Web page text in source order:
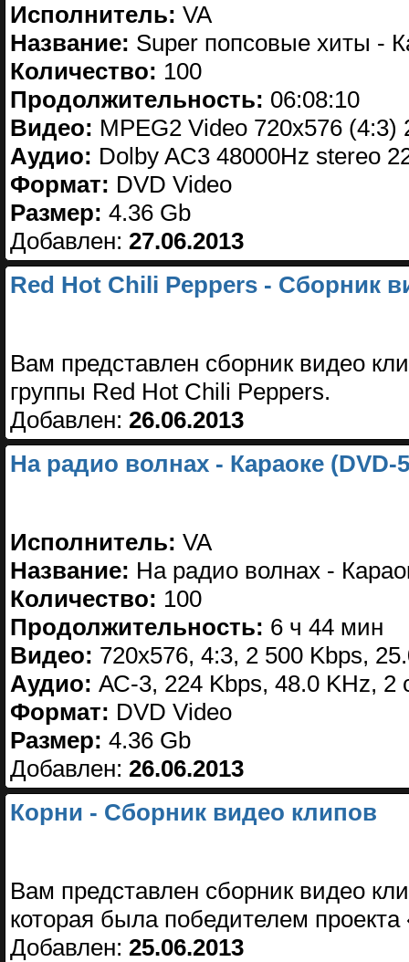
Исполнитель: VA
Название: Super попсовые хиты -
Количество: 100
Продолжительность: 06:08:10
Видео: MPEG2 Video 720x576 (4:3)
Аудио: Dolby AC3 48000Hz stereo
Формат: DVD Video
Размер: 4.36 Gb
Добавлен: 27.06.2013
Red Hot Chili Peppers - Сборник
Вам представлен сборник видео
группы Red Hot Chili Peppers.
Добавлен: 26.06.2013
На радио волнах - Караоке (DVD-
Исполнитель: VA
Название: На радио волнах -
Количество: 100
Продолжительность: 6 ч 44 мин
Видео: 720х576, 4:3, 2 500 Kbps,
Аудио: АС-3, 224 Kbps, 48.0 KHz, 2
Формат: DVD Video
Размер: 4.36 Gb
Добавлен: 26.06.2013
Корни - Сборник видео клипов
Вам представлен сборник видео
которая была победителем
Добавлен: 25.06.2013